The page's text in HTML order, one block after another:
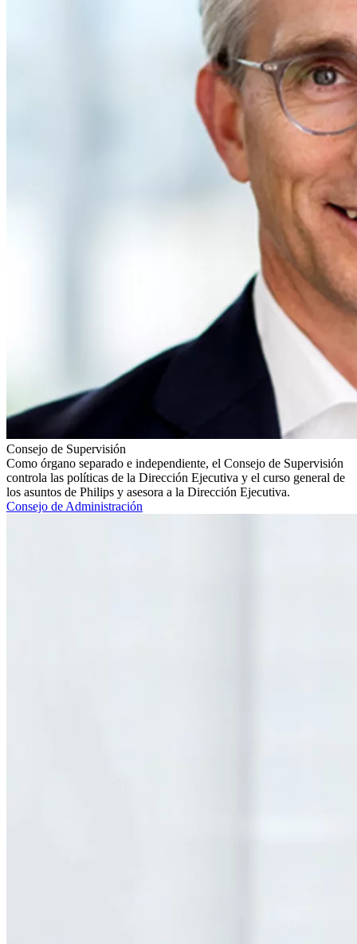
Consejo de Supervisión
Como órgano separado e independiente, el Consejo de Supervisión
controla las políticas de la Dirección Ejecutiva y el curso general de
los asuntos de Philips y asesora a la Dirección Ejecutiva.
Consejo de Administración